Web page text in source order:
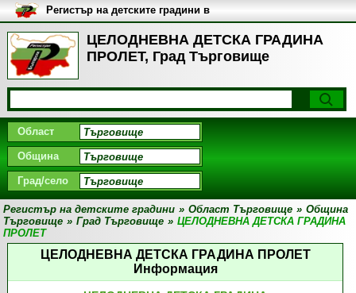
ЦЕЛОДНЕВНА ДЕТСКА ГРАДИНА
ПРОЛЕТ, Град Търговище
Регистър на детските градини в
България
Област
Община
Град/село
Регистър на детските градини » Област Търговище » Община
Търговище » Град Търговище » ЦЕЛОДНЕВНА ДЕТСКА ГРАДИНА
ПРОЛЕТ
ЦЕЛОДНЕВНА ДЕТСКА ГРАДИНА ПРОЛЕТ
Информация